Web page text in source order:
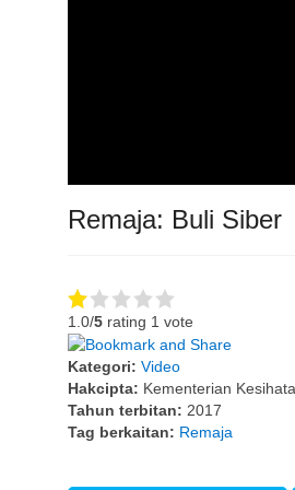
Remaja: Buli Siber
1.0/5 rating 1 vote
Kategori: Video
Hakcipta: Kementerian
Tahun terbitan: 2017
Tag berkaitan: Remaja